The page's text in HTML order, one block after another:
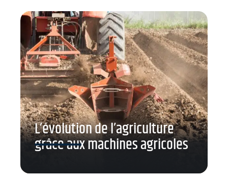
L’évolution de l’agriculture
grâce aux machines agricoles